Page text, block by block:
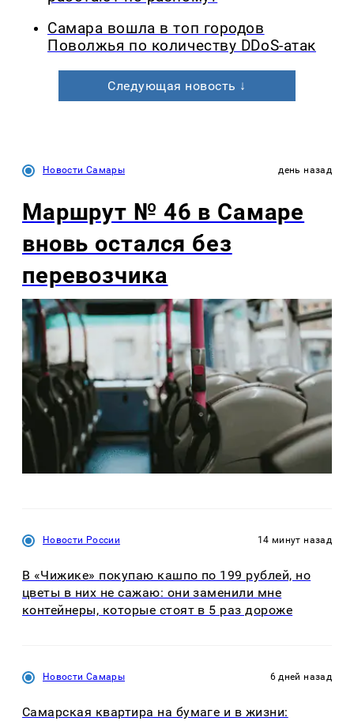
Самара вошла в топ городов
Поволжья по количеству DDoS-атак
Следующая новость ↓
Новости Самары день назад
Маршрут № 46 в Самаре
вновь остался без
перевозчика
Новости России 14 минут назад
В «Чижике» покупаю кашпо по 199 рублей, но
цветы в них не сажаю: они заменили мне
контейнеры, которые стоят в 5 раз дороже
Новости Самары 6 дней назад
Самарская квартира на бумаге и в жизни: